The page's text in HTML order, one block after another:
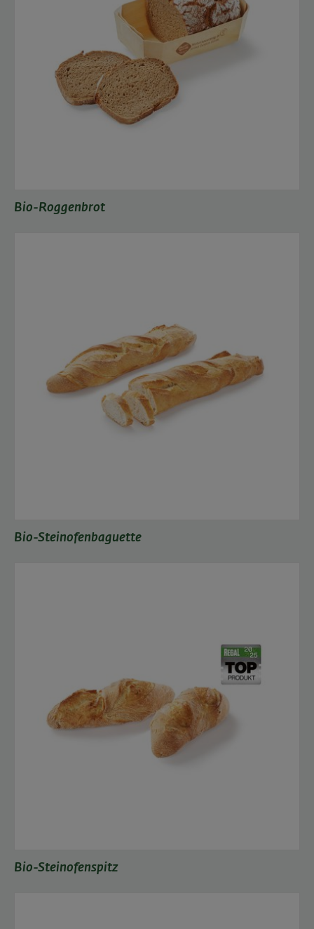
Bio-Roggenbrot
Bio-Steinofenbaguette
Bio-Steinofenspitz